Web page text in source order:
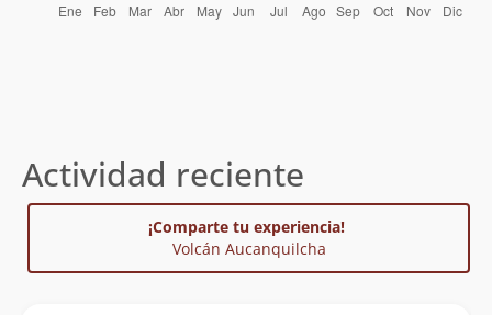
Actividad reciente
¡Comparte tu experiencia!
Volcán Aucanquilcha